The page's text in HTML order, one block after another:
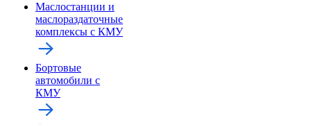
Маслостанции и
маслораздаточные
комплексы с КМУ
Бортовые
автомобили с
КМУ